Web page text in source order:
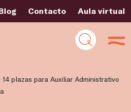
Contacto Aula virtual
14 plazas para Auxiliar Administrativo